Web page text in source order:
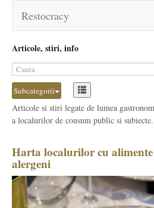
Restocracy
Articole, stiri, info
Subcategorii
Articole si stiri legate de lumea
a localurilor de consum public si
Harta localurilor cu
alergeni